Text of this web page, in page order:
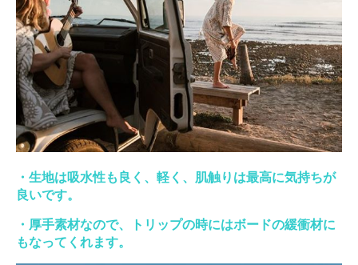
・生地は吸水性も良く、軽く、肌触りは最高に気持ちが
良いです。
・厚手素材なので、トリップの時にはボードの緩衝材に
もなってくれます。